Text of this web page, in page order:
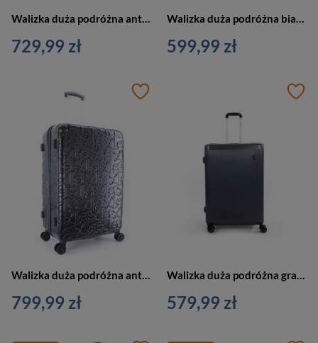
729,99 zł 599,99 zł
Walizka duża podróżna antracytowa 4 kółka - ELLE Alors
799,99 zł
Walizka duża podróżna granatowa 4 kółka - SAXOLINE Algarve L
579,99 zł